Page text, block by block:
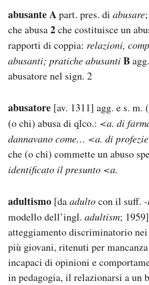
abusante Apart. pres. di abusare
che abusa2che costituisce un
rapporti di coppia: relazioni,
abusanti; pratiche abusantiB
abusatore nel sign. 2
abusatore [av. 1311] agg. e s. m.
(o chi) abusa di qlco.: <a. di
dannavano come… <a. di profezie
che (o chi) commette un abuso
identificato il presunto <a.
adultismo [daadultocon il suff.
modello dell’ingl. adultism;
atteggiamento discriminatorio
più giovani, ritenuti per
incapaci di opinioni e
in pedagogia, il relazionarsi a un